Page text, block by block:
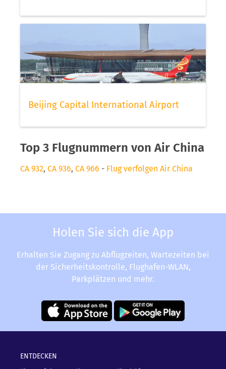
Beijing Capital International Airport
Top 3 Flugnummern von Air China
CA 932, CA 936, CA 966 - Flug verfolgen Air China
Holen Sie sich die App
Erhalten Sie Zugang zu Abflugzeiten, Wartezeiten bei
der Sicherheitskontrolle, Flughafen-WLAN,
Parkplätzen und mehr.
ENTDECKEN